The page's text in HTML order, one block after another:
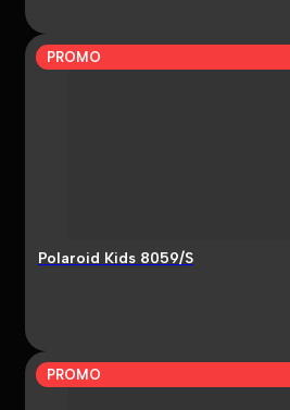
PROMO
Polaroid Kids 8059/S
PROMO